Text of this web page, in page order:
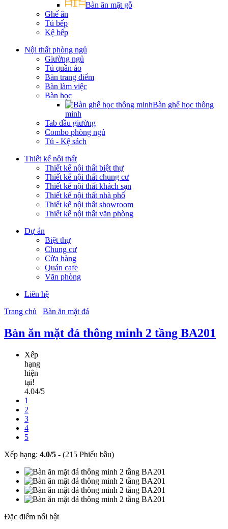
Bàn ăn mặt gỗ
Ghế ăn
Tủ bếp
Kệ bếp
Nội thất phòng ngủ
Giường ngủ
Tủ quần áo
Bàn trang điểm
Bàn làm việc
Bàn học
Bàn ghế học thông
minh
Tab đầu giường
Combo phòng ngủ
Tủ - Kệ sách
Thiết kế nội thất
Thiết kế nội thất biệt thự
Thiết kế nội thất chung cư
Thiết kế nội thất khách sạn
Thiết kế nội thất nhà phố
Thiết kế nội thất showroom
Thiết kế nội thất văn phòng
Dự án
Biệt thự
Chung cư
Cửa hàng
Quán cafe
Văn phòng
Liên hệ
Trang chủ
Bàn ăn mặt đá
Bàn ăn mặt đá thông minh 2 tầng BA201
Xếp
hạng
hiện
tại!
4.04/5
1
2
3
4
5
Xếp hạng: 4.0/5 - (215 Phiếu bầu)
Đặc điểm nổi bật